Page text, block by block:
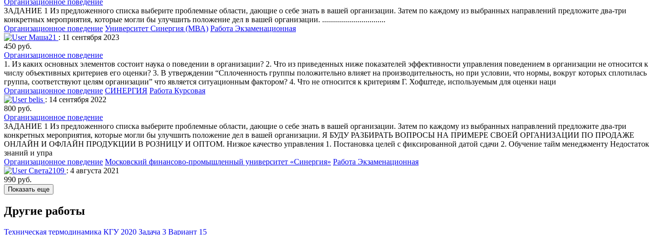
Организационное поведение
ЗАДАНИЕ 1 Из предложенного списка выберите проблемные области, дающие о себе знать в вашей организации. Затем по каждому из выбранных направлений предложите два-три
конкретных мероприятия, которые могли бы улучшить положение дел в вашей организации. ................................
Организационное поведение Университет Синергия (МВА) Работа Экзаменационная
Маша21 : 11 сентября 2023
450 руб.
Организационное поведение
1. Из каких основных элементов состоит наука о поведении в организации? 2. Что из приведенных ниже показателей эффективности управления поведением в организации не относится к
числу объективных критериев его оценки? 3. В утверждении “Сплоченность группы положительно влияет на производительность, но при условии, что нормы, вокруг которых сплотилась
группа, соответствуют целям организации” что является ситуационным фактором? 4. Что не относится к критериям Г. Хофштеде, используемым для оценки наци
Организационное поведение СИНЕРГИЯ Работа Курсовая
belis : 14 сентября 2022
800 руб.
Организационное поведение
ЗАДАНИЕ 1 Из предложенного списка выберите проблемные области, дающие о себе знать в вашей организации. Затем по каждому из выбранных направлений предложите два-три
конкретных мероприятия, которые могли бы улучшить положение дел в вашей организации. Я БУДУ РАЗБИРАТЬ ВОПРОСЫ НА ПРИМЕРЕ СВОЕЙ ОРГАНИЗАЦИИ ПО ПРОДАЖЕ
ОНЛАЙН И ОФЛАЙН ПРОДУКЦИИ В РОЗНИЦУ И ОПТОМ. Низкое качество управления 1. Постановка целей с фиксированной датой сдачи 2. Обучение тайм менеджменту Недостаток
знаний и упра
Организационное поведение Московский финансово-промышленный университет «Синергия» Работа Экзаменационная
Света2109 : 4 августа 2021
990 руб.
Показать еще
Другие работы
Техническая термодинамика КГУ 2020 Задача 3 Вариант 15